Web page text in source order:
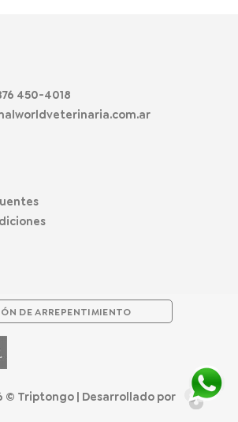
la
450-4018
DE ARREPENTIMIENTO
© Triptongo | Desarrollado por